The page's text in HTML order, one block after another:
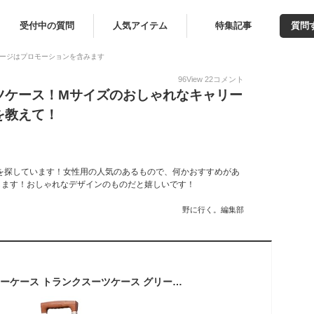
受付中の質問 人気アイテム 特集記事 質問
ジはプロモーションを含みます
96View 22コメント
ース！Mサイズのおしゃれなキャリー
えて！
しています！女性用の人気のあるもので、何かおすすめがあ
す！おしゃれなデザインのものだと嬉しいです！
野に行く。編集部
[NZBZ] レトロキャリーケース トランクスーツケース グリーン M(24インチ)